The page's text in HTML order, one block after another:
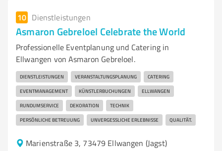
10 Dienstleistungen
Asmaron Gebreloel Celebrate the World
Professionelle Eventplanung und Catering in
Ellwangen von Asmaron Gebreloel.
DIENSTLEISTUNGEN VERANSTALTUNGSPLANUNG CATERING
EVENTMANAGEMENT KÜNSTLERBUCHUNGEN ELLWANGEN
RUNDUMSERVICE DEKORATION TECHNIK
PERSÖNLICHE BETREUUNG UNVERGESSLICHE ERLEBNISSE QUALITÄT.
Marienstraße 3, 73479 Ellwangen (Jagst)